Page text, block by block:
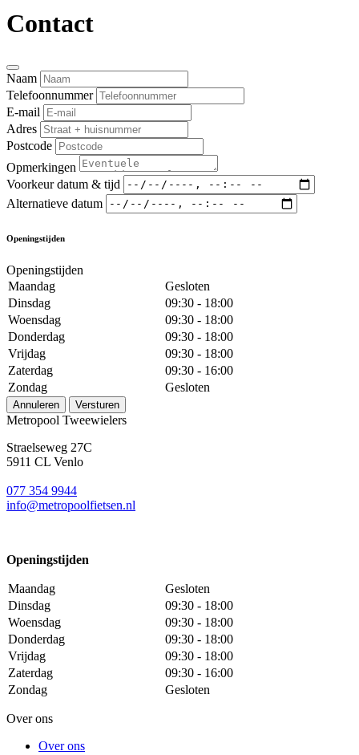
Contact
Naam
Telefoonnummer
E-mail
Adres
Postcode
Opmerkingen
Voorkeur datum & tijd
Alternatieve datum
Openingstijden
Openingstijden
Maandag
Gesloten
Dinsdag
09:30 - 18:00
Woensdag
09:30 - 18:00
Donderdag
09:30 - 18:00
Vrijdag
09:30 - 18:00
Zaterdag
09:30 - 16:00
Zondag
Gesloten
Annuleren Versturen
Metropool Tweewielers
Straelseweg 27C
5911 CL Venlo
077 354 9944
info@metropoolfietsen.nl
Openingstijden
Maandag
Gesloten
Dinsdag
09:30 - 18:00
Woensdag
09:30 - 18:00
Donderdag
09:30 - 18:00
Vrijdag
09:30 - 18:00
Zaterdag
09:30 - 16:00
Zondag
Gesloten
Over ons
Over ons